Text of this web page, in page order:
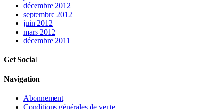
décembre 2012
septembre 2012
juin 2012
mars 2012
décembre 2011
Get Social
Navigation
Abonnement
Conditions générales de vente